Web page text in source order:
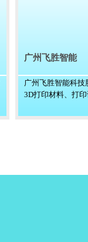
广州飞胜智能
广州飞胜智能科技
3D打印材料、打